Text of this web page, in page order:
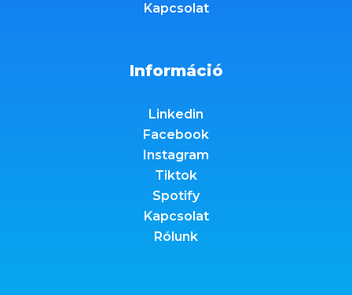
Kapcsolat
Információ
Linkedin
Facebook
Instagram
Tiktok
Spotify
Kapcsolat
Rólunk